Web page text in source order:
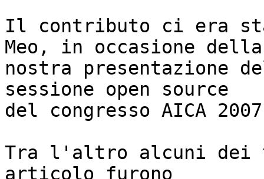
Il contributo ci era
Meo, in occasione della
nostra presentazione
sessione open source
del congresso AICA
Tra l'altro alcuni dei
articolo furono